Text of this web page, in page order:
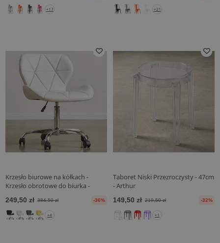
+17 +21
Krzesło biurowe na kółkach -
Krzesło obrotowe do biurka -
249,50 zł 384,50 zł -36%
+4
Taboret Niski Przezroczysty - 47cm
- Arthur
149,50 zł 219,50 zł -32%
+1